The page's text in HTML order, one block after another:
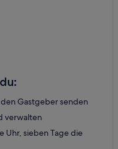
Gastgeber senden
verwalten
Uhr, sieben Tage die